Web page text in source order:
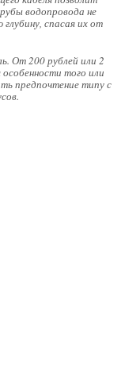
водопровода не
спасая их от
От 200 рублей или 2
того или
предпочтение типу с